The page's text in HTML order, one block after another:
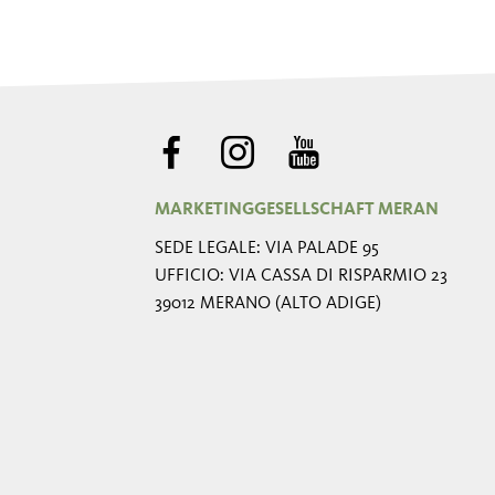
MARKETINGGESELLSCHAFT MERAN
SEDE LEGALE: VIA PALADE 95
UFFICIO: VIA CASSA DI RISPARMIO 23
39012 MERANO (ALTO ADIGE)